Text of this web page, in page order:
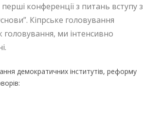
конференції з питань вступу з
Кіпрське головування
ми інтенсивно
демократичних інститутів, реформу